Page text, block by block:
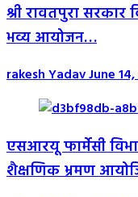
श्री रावतपुरा सरकार
भव्य आयोजन…
rakesh YadavJune
एसआरयू फार्मेसी
शैक्षणिक भ्रमण